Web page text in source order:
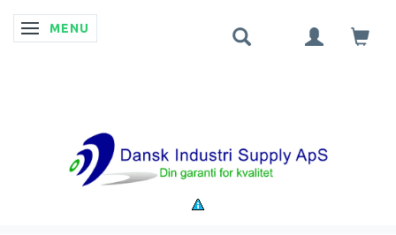
SKIFTE NAVIGATION
MENU